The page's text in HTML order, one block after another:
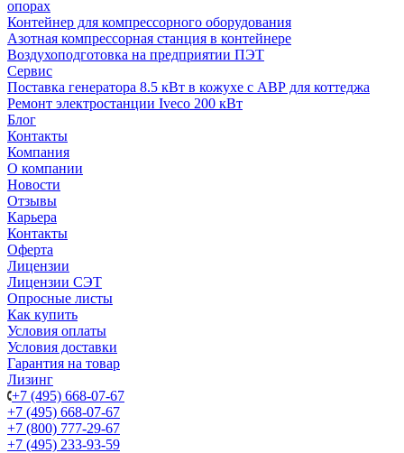
опорах
Контейнер для компрессорного оборудования
Азотная компрессорная станция в контейнере
Воздухоподготовка на предприятии ПЭТ
Сервис
Поставка генератора 8.5 кВт в кожухе с АВР для коттеджа
Ремонт электростанции Iveco 200 кВт
Блог
Контакты
Компания
О компании
Новости
Отзывы
Карьера
Контакты
Оферта
Лицензии
Лицензии СЭТ
Опросные листы
Как купить
Условия оплаты
Условия доставки
Гарантия на товар
Лизинг
+7 (495) 668-07-67
+7 (495) 668-07-67
+7 (800) 777-29-67
+7 (495) 233-93-59